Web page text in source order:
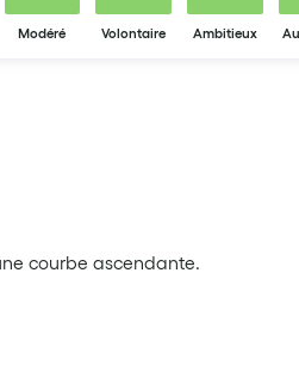
Modéré Volontaire Ambitieux